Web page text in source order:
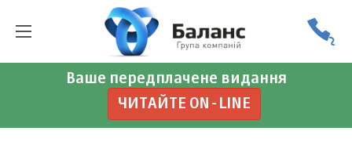
Ваше передплачене видання
ЧИТАЙТЕ ON-LINE